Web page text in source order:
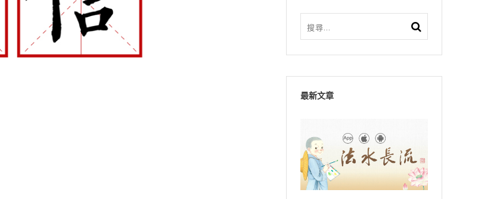
最新文章